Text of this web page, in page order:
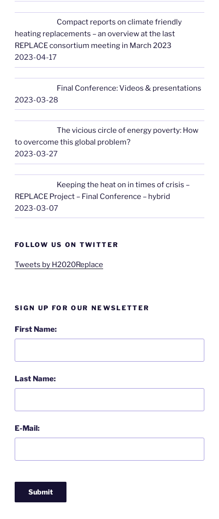
Compact reports on climate friendly
heating replacements – an overview at the last
REPLACE consortium meeting in March 2023
2023-04-17
Final Conference: Videos & presentations
2023-03-28
The vicious circle of energy poverty: How
to overcome this global problem?
2023-03-27
Keeping the heat on in times of crisis –
REPLACE Project – Final Conference – hybrid
2023-03-07
FOLLOW US ON TWITTER
Tweets by H2020Replace
SIGN UP FOR OUR NEWSLETTER
First Name:
Last Name:
E-Mail: